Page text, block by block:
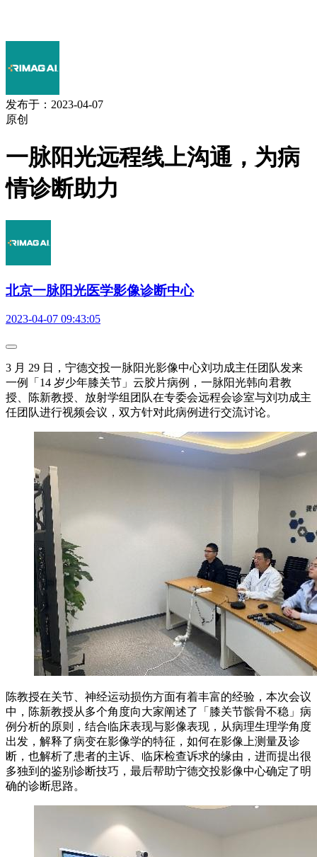
发布于：2023-04-07
原创
一脉阳光远程线上沟通，为病
情诊断助力
北京一脉阳光医学影像诊断中心
2023-04-07 09:43:05
3 月 29 日，宁德交投一脉阳光影像中心刘功成主任团队发来
一例「14 岁少年膝关节」云胶片病例，一脉阳光韩向君教
授、陈新教授、放射学组团队在专委会远程会诊室与刘功成主
任团队进行视频会议，双方针对此病例进行交流讨论。
陈教授在关节、神经运动损伤方面有着丰富的经验，本次会议
中，陈新教授从多个角度向大家阐述了「膝关节髌骨不稳」病
例分析的原则，结合临床表现与影像表现，从病理生理学角度
出发，解释了病变在影像学的特征，如何在影像上测量及诊
断，也解析了患者的主诉、临床检查诉求的缘由，进而提出很
多独到的鉴别诊断技巧，最后帮助宁德交投影像中心确定了明
确的诊断思路。